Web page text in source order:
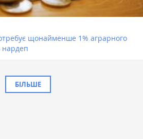
щонайменше 1% аграрного
БІЛЬШЕ